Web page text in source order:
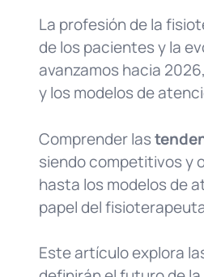
La profesión de la
de los pacientes y la
avanzamos hacia
y los modelos de
Comprender las
siendo competitivos y
hasta los modelos de
papel del
Este artículo explora